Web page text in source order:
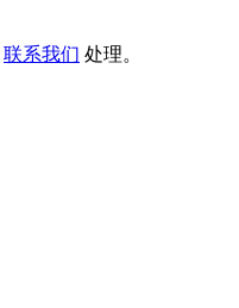
联系我们 处理。